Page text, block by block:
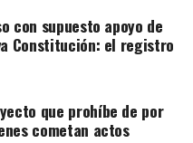
con supuesto apoyo de
Constitución: el registro
que prohíbe de por
cometan actos